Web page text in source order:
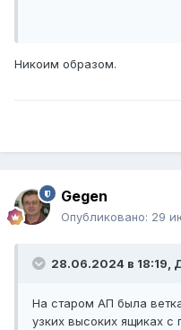
Никоим образом.
Gegen
Опубликовано: 29
28.06.2024 в 18:19,
На старом АП была
узких высоких ящиках